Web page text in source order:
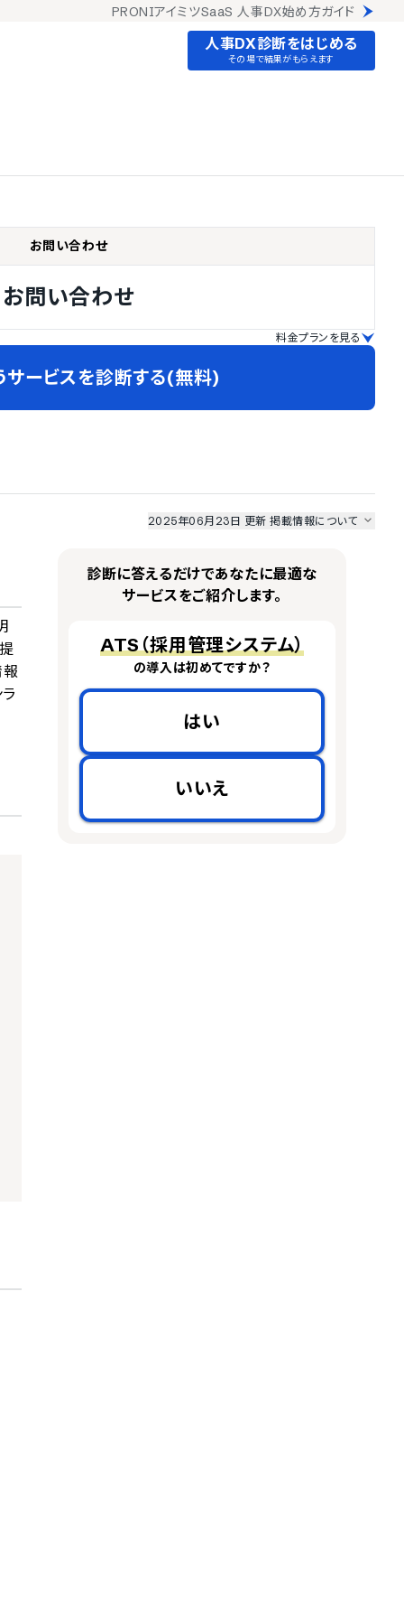
PRONIアイミツSaaS 人事DX始め方ガイド
人事DX診断をはじめる
その場で結果がもらえます
お問い合わせ
お問い合わせ
料金プランを見る
サービスを診断する(無料)
2025年06月23日 更新掲載情報について
一部
PRONIアイミツSaaS
のサービスデータを参照しています。
人事DX最強ナビ編集部 情報取得元
報
診断に答えるだけであなたに最適な
サービスをご紹介します。
ATS（採用管理システム）
の導入は初めてですか？
はい
いいえ